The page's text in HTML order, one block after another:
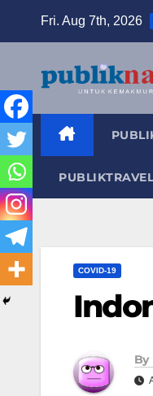
Fri. Aug 7th, 2026
COVID-19
By